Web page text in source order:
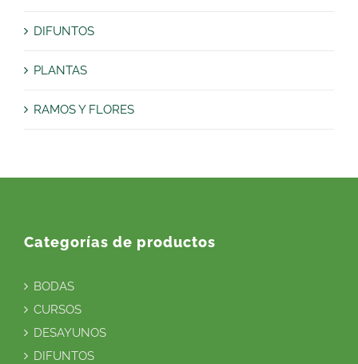
DIFUNTOS
PLANTAS
RAMOS Y FLORES
Categorías de productos
BODAS
CURSOS
DESAYUNOS
DIFUNTOS